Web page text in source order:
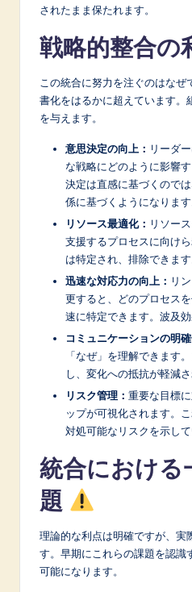
されたまま保たれます。
戦略的整合の
この統合に努力を注ぐのはなぜ
書化をはるかに超えています。
を与えます。
意思決定の向上： リーダ
な戦略にどのように影響
決定は直感に基づくので
係に基づくようになります
リソース最適化： リソー
支援するプロセスに向け
は特定され、排除できます
迅速な対応力の向上： リ
更すると、どのプロセス
速に特定できます。波及効
コミュニケーションの明確
「なぜ」を理解できます
し、変化への抵抗が軽減さ
リスク管理： 重要な目標
ップが可視化されます。
対処可能なリスクを示して
統合における
題
理論的な利点は明確ですが、実
す。早期にこれらの課題を認識
可能になります。